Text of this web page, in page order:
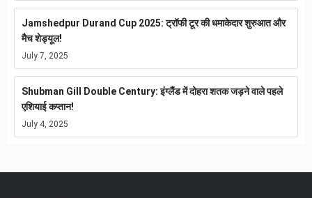
Jamshedpur Durand Cup 2025: ट्रॉफी टूर की धमाकेदार शुरुआत और
मैच शेड्यूल!
July 7, 2025
Shubman Gill Double Century: इंग्लैंड में दोहरा शतक जड़ने वाले पहले
एशियाई कप्तान!
July 4, 2025